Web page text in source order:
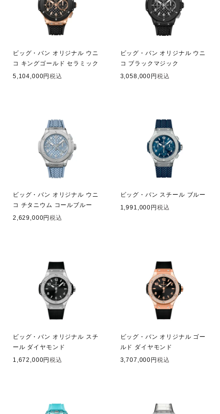
ビッグ・バン オリジナル ウニ
コ キングゴールド セラミック
5,104,000
税込
ビッグ・バン オリジナル ウニ
コ ブラックマジック
3,058,000
税込
ビッグ・バン オリジナル ウニ
コ チタニウム コールブルー
2,629,000
税込
ビッグ・バン スチール ブルー
1,991,000
税込
ビッグ・バン オリジナル スチ
ール ダイヤモンド
1,672,000
税込
ビッグ・バン オリジナル ゴー
ルド ダイヤモンド
3,707,000
税込